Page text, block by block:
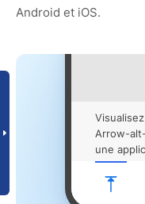
Android et iOS.
Arrow-
une